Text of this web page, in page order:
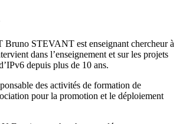
STEVANT est enseignant chercheur à
dans l’enseignement et sur les projets
depuis plus de 10 ans.
des activités de formation de
pour la promotion et le déploiement